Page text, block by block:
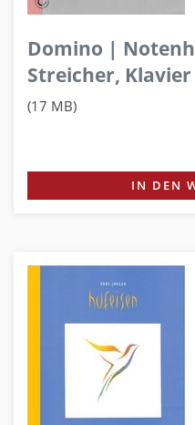
Domino |
Streicher, Klavier
(17 MB)
IN DEN